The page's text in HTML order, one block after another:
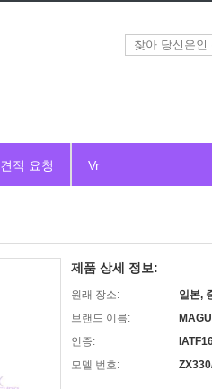
견적 요청 Vr
제품 상세 정보:
원래 장소:
일본,
브랜드 이름:
인증:
모델 번호: